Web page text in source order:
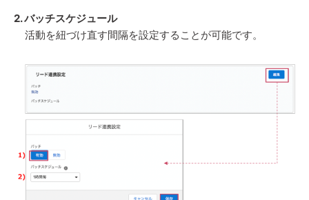
2. バッチスケジュール
活動を紐づけ直す間隔を設定することが可能です。